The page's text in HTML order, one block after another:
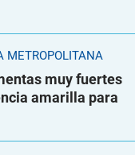
METROPOLITANA
muy fuertes
amarilla para